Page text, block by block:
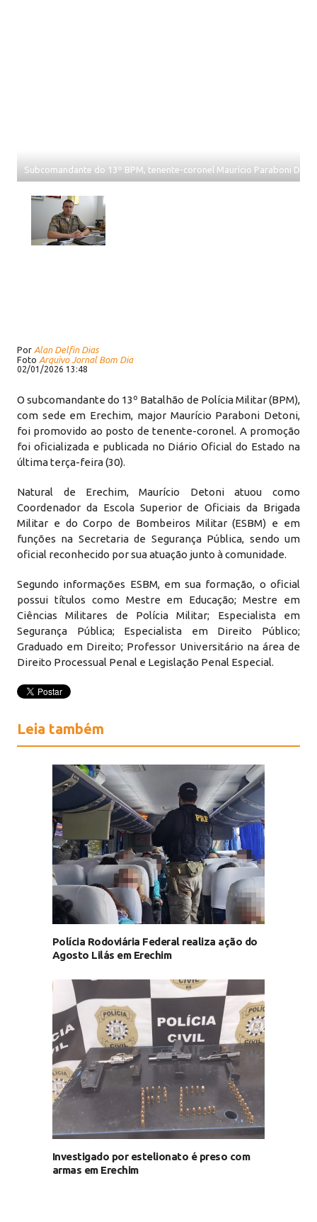
Subcomandante do 13º BPM, tenente-coronel Maurício Paraboni
Por Alan Delfin Dias
Foto Arquivo Jornal Bom Dia
02/01/2026 13:48
O subcomandante do 13º Batalhão de Polícia Militar (BPM),
com sede em Erechim, major Maurício Paraboni Detoni,
foi promovido ao posto de tenente-coronel. A promoção
foi oficializada e publicada no Diário Oficial do Estado na
última terça-feira (30).
Natural de Erechim, Maurício Detoni atuou como
Coordenador da Escola Superior de Oficiais da Brigada
Militar e do Corpo de Bombeiros Militar (ESBM) e em
funções na Secretaria de Segurança Pública, sendo um
oficial reconhecido por sua atuação junto à comunidade.
Segundo informações ESBM, em sua formação, o oficial
possui títulos como Mestre em Educação; Mestre em
Ciências Militares de Polícia Militar; Especialista em
Segurança Pública; Especialista em Direito Público;
Graduado em Direito; Professor Universitário na área de
Direito Processual Penal e Legislação Penal Especial.
Leia também
Polícia Rodoviária Federal realiza ação do
Agosto Lilás em Erechim
Investigado por estelionato é preso com
armas em Erechim